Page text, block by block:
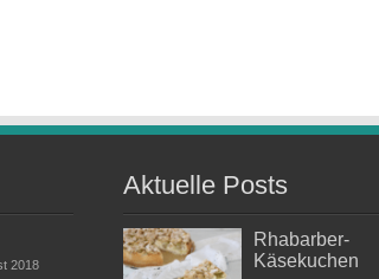
2018
Aktuelle Posts
Rhabarber-
Käsekuchen